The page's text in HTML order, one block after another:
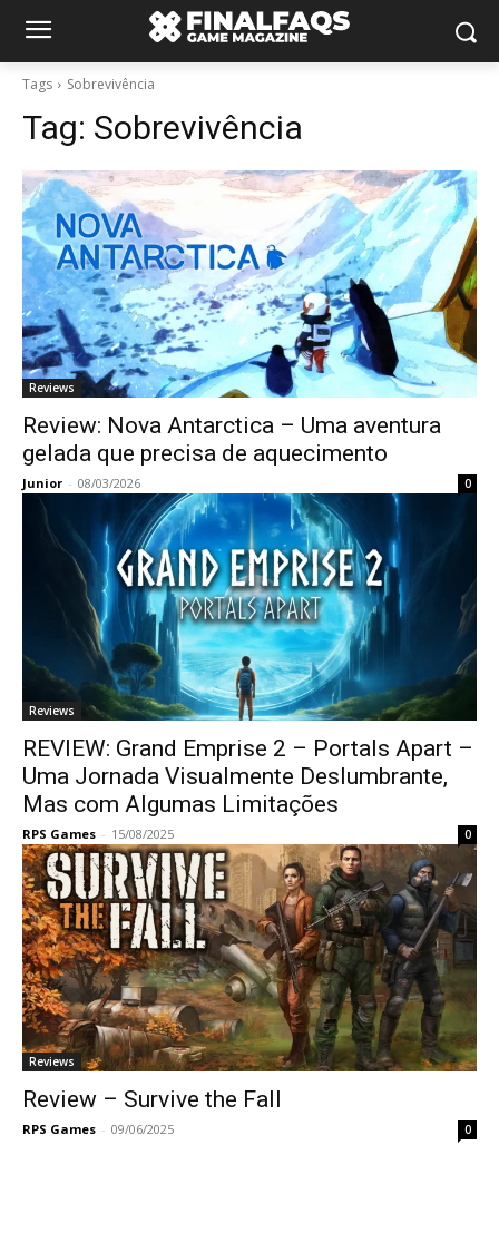
Tags Sobrevivência
Tag: Sobrevivência
Reviews
Review: Nova Antarctica – Uma aventura
gelada que precisa de aquecimento
Junior - 08/03/2026 0
Reviews
REVIEW: Grand Emprise 2 – Portals Apart –
Uma Jornada Visualmente Deslumbrante,
Mas com Algumas Limitações
RPS Games - 15/08/2025 0
Reviews
Review – Survive the Fall
RPS Games - 09/06/2025 0